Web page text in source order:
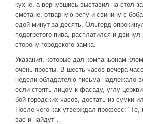
кухне, а вернувшись выставил на стол
сметане, отварную репу и свинину с
едой минут за десять, Ольгерд
подогретого пива, расплатился и
сторону городского замка.
Указания, которые дал компаньонам
очень просты. В шесть часов вечера
недели обладателю письма надлежало
если стоять лицом к фасаду, углу
бой городских часов, достать из сумки
После чего как утверждал професс:
вас и найдут".